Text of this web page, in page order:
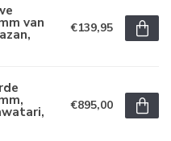
van €139,95
€895,00